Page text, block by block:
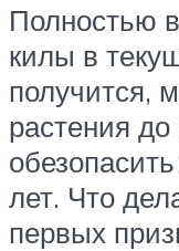
Полностью
килы в
получится,
растения
лет. Что
первых